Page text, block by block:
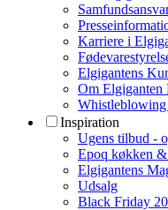
Karriere i
Elgigantens
Om Elgiganten
Whistleblowing
Inspiration
Ugens tilbud -
Epoq køkken
Elgigantens
Udsalg
Black Friday